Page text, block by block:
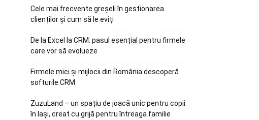
Cele mai frecvente greșeli în gestionarea
clienților și cum să le eviți
De la Excel la CRM: pasul esențial pentru firmele
care vor să evolueze
Firmele mici și mijlocii din România descoperă
softurile CRM
ZuzuLand – un spațiu de joacă unic pentru copii
în Iași, creat cu grijă pentru întreaga familie